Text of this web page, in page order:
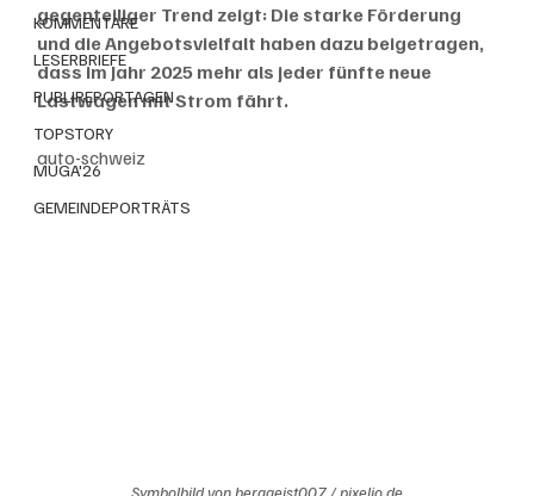
KOMMENTARE
LESERBRIEFE
PUBLIREPORTAGEN
TOPSTORY
MUGA'26
GEMEINDEPORTRÄTS
gegenteiliger Trend zeigt: Die starke Förderung
und die Angebotsvielfalt haben dazu beigetragen,
dass im Jahr 2025 mehr als jeder fünfte neue
Lastwagen mit Strom fährt.
auto-schweiz
Symbolbild von berggeist007 / pixelio.de